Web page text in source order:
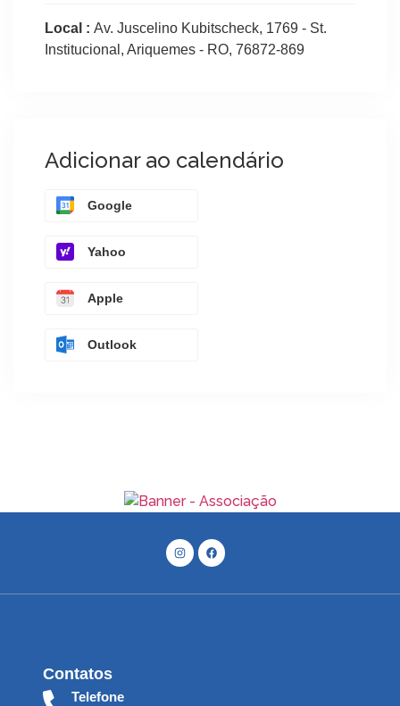
Local : Av. Juscelino Kubitscheck, 1769 - St.
Institucional, Ariquemes - RO, 76872-869
Adicionar ao calendário
Google
Yahoo
Apple
Outlook
Contatos
Telefone